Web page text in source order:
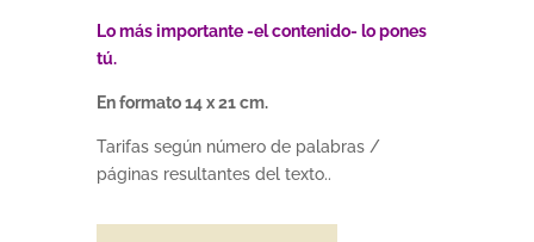
Lo más importante -el contenido- lo pones
tú.
En formato 14 x 21 cm.
Tarifas según número de palabras /
páginas resultantes del texto..